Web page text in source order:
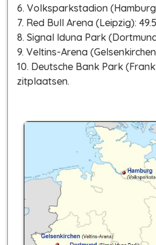
6. Volksparkstadion
7. Red Bull Arena (Leipzig):
8. Signal Iduna Park
9. Veltins-Arena
10. Deutsche Bank Park
zitplaatsen.